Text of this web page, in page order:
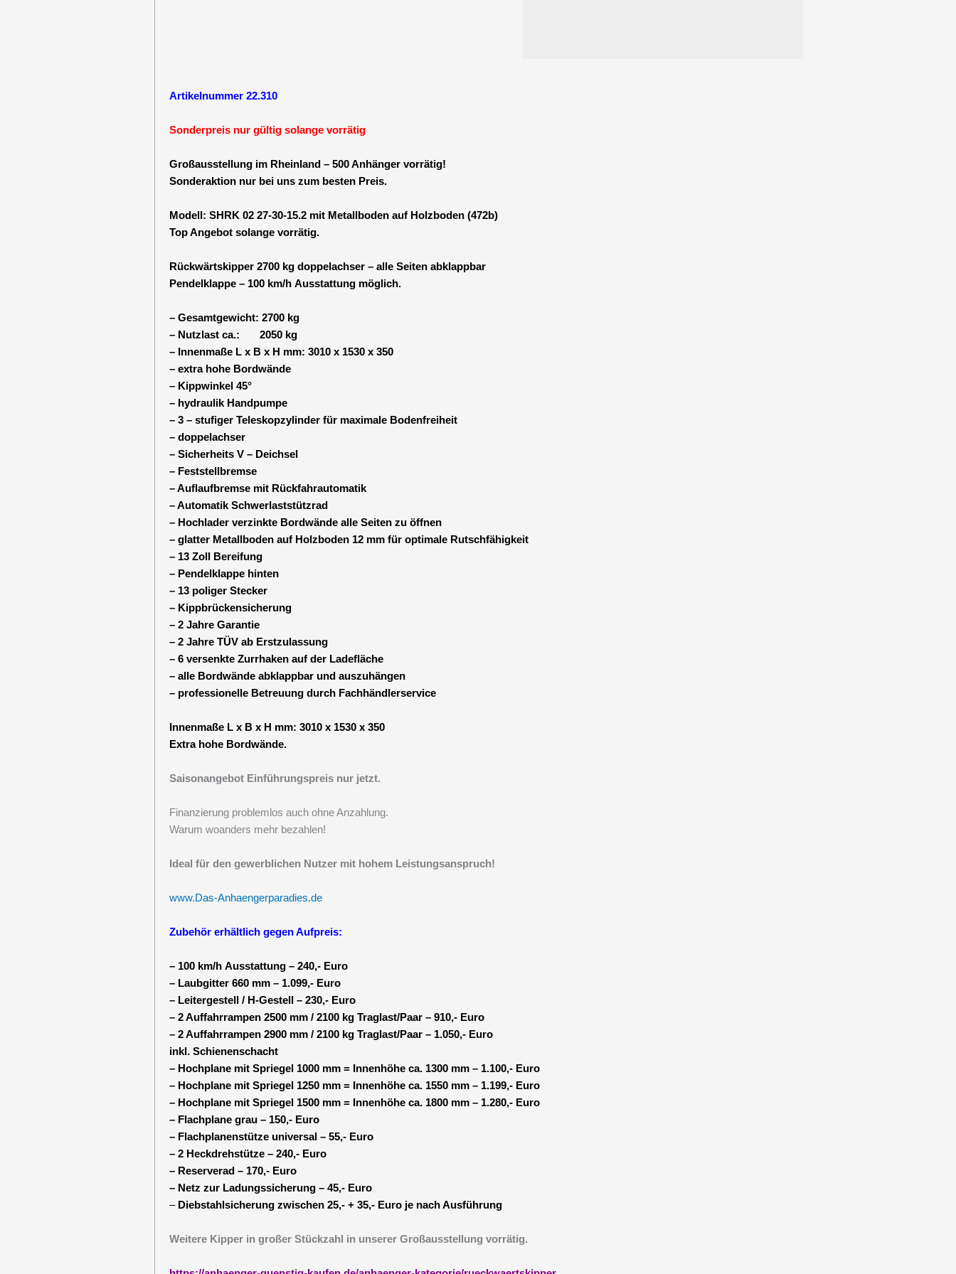
Artikelnummer 22.310
Sonderpreis nur gültig solange vorrätig
Großausstellung im Rheinland – 500 Anhänger vorrätig!
Sonderaktion nur bei uns zum besten Preis.
Modell: SHRK 02 27-30-15.2 mit Metallboden auf Holzboden (472b)
Top Angebot solange vorrätig.
Rückwärtskipper 2700 kg doppelachser – alle Seiten abklappbar
Pendelklappe – 100 km/h Ausstattung möglich.
– Gesamtgewicht: 2700 kg
– Nutzlast ca.: 2050 kg
– Innenmaße L x B x H mm: 3010 x 1530 x 350
– extra hohe Bordwände
– Kippwinkel 45°
– hydraulik Handpumpe
– 3 – stufiger Teleskopzylinder für maximale Bodenfreiheit
– doppelachser
– Sicherheits V – Deichsel
– Feststellbremse
– Auflaufbremse mit Rückfahrautomatik
– Automatik Schwerlaststützrad
– Hochlader verzinkte Bordwände alle Seiten zu öffnen
– glatter Metallboden auf Holzboden 12 mm für optimale Rutschfähigkeit
– 13 Zoll Bereifung
– Pendelklappe hinten
– 13 poliger Stecker
– Kippbrückensicherung
– 2 Jahre Garantie
– 2 Jahre TÜV ab Erstzulassung
– 6 versenkte Zurrhaken auf der Ladefläche
– alle Bordwände abklappbar und auszuhängen
– professionelle Betreuung durch Fachhändlerservice
Innenmaße L x B x H mm: 3010 x 1530 x 350
Extra hohe Bordwände.
Saisonangebot Einführungspreis nur jetzt.
Finanzierung problemlos auch ohne Anzahlung.
Warum woanders mehr bezahlen!
Ideal für den gewerblichen Nutzer mit hohem Leistungsanspruch!
www.Das-Anhaengerparadies.de
Zubehör erhältlich gegen Aufpreis:
– 100 km/h Ausstattung – 240,- Euro
– Laubgitter 660 mm – 1.099,- Euro
– Leitergestell / H-Gestell – 230,- Euro
– 2 Auffahrrampen 2500 mm / 2100 kg Traglast/Paar – 910,- Euro
– 2 Auffahrrampen 2900 mm / 2100 kg Traglast/Paar – 1.050,- Euro
inkl. Schienenschacht
– Hochplane mit Spriegel 1000 mm = Innenhöhe ca. 1300 mm – 1.100,- Euro
– Hochplane mit Spriegel 1250 mm = Innenhöhe ca. 1550 mm – 1.199,- Euro
– Hochplane mit Spriegel 1500 mm = Innenhöhe ca. 1800 mm – 1.280,- Euro
– Flachplane grau – 150,- Euro
– Flachplanenstütze universal – 55,- Euro
– 2 Heckdrehstütze – 240,- Euro
– Reserverad – 170,- Euro
– Netz zur Ladungssicherung – 45,- Euro
– Diebstahlsicherung zwischen 25,- + 35,- Euro je nach Ausführung
Weitere Kipper in großer Stückzahl in unserer Großausstellung vorrätig.